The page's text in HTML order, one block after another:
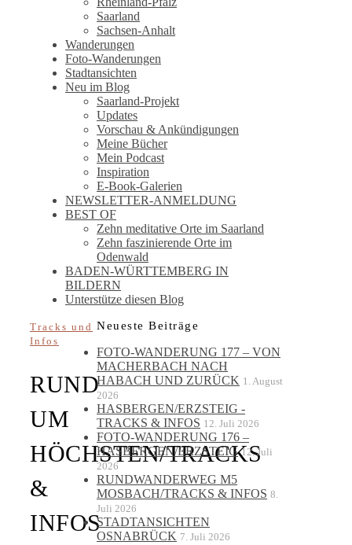
Saarland
Sachsen-Anhalt
Wanderungen
Foto-Wanderungen
Stadtansichten
Neu im Blog
Saarland-Projekt
Updates
Vorschau & Ankündigungen
Meine Bücher
Mein Podcast
Inspiration
E-Book-Galerien
NEWSLETTER-ANMELDUNG
BEST OF
Zehn meditative Orte im Saarland
Zehn faszinierende Orte im
Odenwald
BADEN-WÜRTTEMBERG IN
BILDERN
Unterstütze diesen Blog
Tracks und
Infos
RUND
UM
HÖCHSTEN/TRACKS
&
INFOS
Neueste Beiträge
FOTO-WANDERUNG 177 – VON
MACHERBACH NACH
HABACH UND ZURÜCK 1. August
2026
HASBERGEN/ERZSTEIG -
TRACKS & INFOS 12. Juli 2026
FOTO-WANDERUNG 176 –
HASBERGEN/ERZSTEIG 12. Juli
2026
RUNDWANDERWEG M5
MOSBACH/TRACKS & INFOS 8.
Juli 2026
STADTANSICHTEN
OSNABRÜCK 7. Juli 2026